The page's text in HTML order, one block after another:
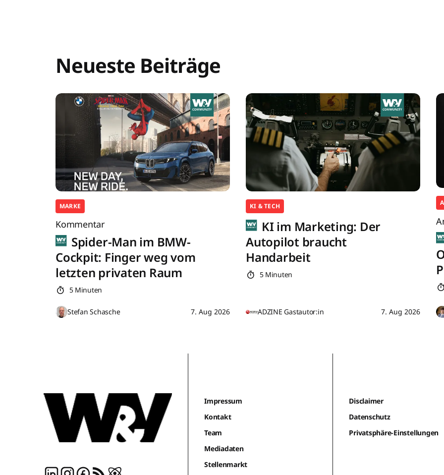
Neueste Beiträge
MARKE
Kommentar
Spider-Man im BMW-
Cockpit: Finger weg vom
letzten privaten Raum
5 Minuten
Stefan Schasche 7. Aug 2026
KI & TECH
KI im Marketing: Der
Autopilot braucht
Handarbeit
5 Minuten
ADZINE Gastautor:in 7. Aug 2026
Impressum
Kontakt
Team
Mediadaten
Stellenmarkt
Disclaimer
Datenschutz
Privatsphäre-Einstellungen